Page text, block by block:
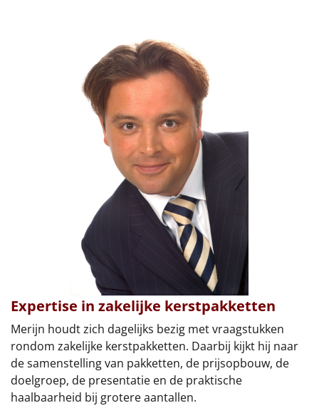
Alle thema's
Pizzarette
Tas
Wake up light
NIEUW
Expertise in zakelijke kerstpakketten
Merijn houdt zich dagelijks bezig met vraagstukken
rondom zakelijke kerstpakketten. Daarbij kijkt hij naar
de samenstelling van pakketten, de prijsopbouw, de
doelgroep, de presentatie en de praktische
haalbaarheid bij grotere aantallen.